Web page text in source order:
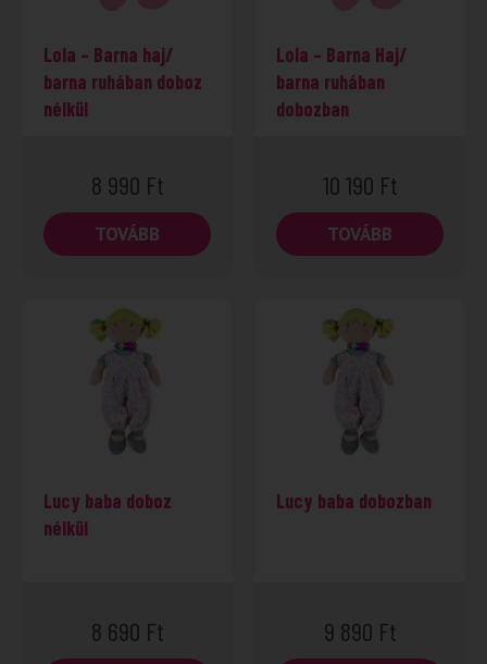
Lola – Barna haj/
barna ruhában doboz
nélkül
8 990 Ft
TOVÁBB
Lola – Barna Haj/
barna ruhában
dobozban
10 190 Ft
TOVÁBB
Lucy baba doboz
nélkül
8 690 Ft
Lucy baba dobozban
9 890 Ft